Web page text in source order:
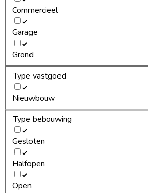
Commercieel
Garage
Grond
Type vastgoed
Nieuwbouw
Type bebouwing
Gesloten
Halfopen
Open